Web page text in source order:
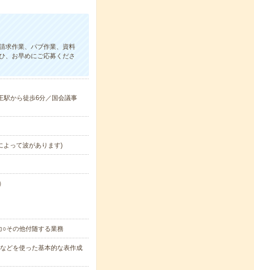
求作業、パブ作業、資料
、お早めにご応募くださ
駅から徒歩6分／国会議事
って波があります)
その他付随する業務
どを使った基本的な表作成